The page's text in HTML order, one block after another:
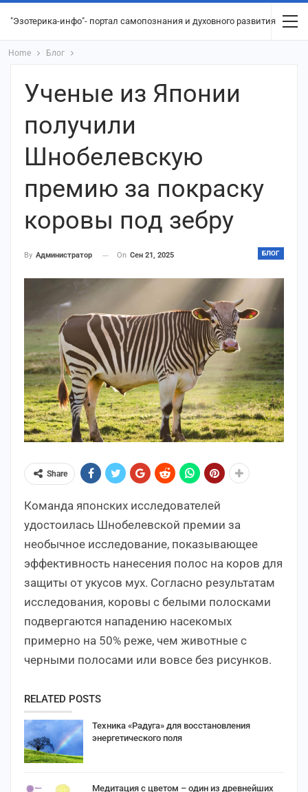
"Эзотерика-инфо"- портал самопознания и духовного развития
Home Блог
Ученые из Японии
получили
Шнобелевскую
премию за покраску
коровы под зебру
БЛОГ
By Администратор On Сен 21, 2025
Share
Команда японских исследователей
удостоилась Шнобелевской премии за
необычное исследование, показывающее
эффективность нанесения полос на коров для
защиты от укусов мух. Согласно результатам
исследования, коровы с белыми полосками
подвергаются нападению насекомых
примерно на 50% реже, чем животные с
черными полосами или вовсе без рисунков.
RELATED POSTS
Техника «Радуга» для восстановления
энергетического поля
Медитация с цветом – один из древнейших